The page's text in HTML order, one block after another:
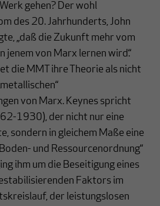
gehen? Der wohl
des 20. Jahrhunderts, John
„daß die Zukunft mehr vom
jenem von Marx lernen wird.“
die MMT ihre Theorie als nicht
von Marx. Keynes spricht
1930), der nicht nur eine
sondern in gleichem Maße eine
und Ressourcenordnung“
ihm um die Beseitigung eines
Faktors im
der leistungslosen